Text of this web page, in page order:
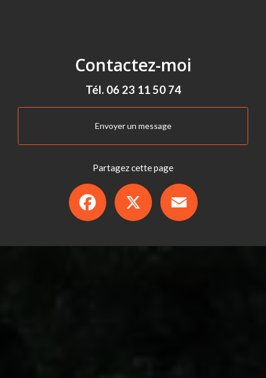
Contactez-moi
Tél. 06 23 11 50 74
Envoyer un message
Partagez cette page
Facebook